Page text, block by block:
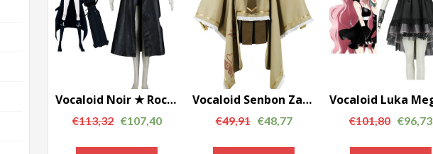
Vocaloid Noir ★ Rock Shooter cosplay costume AC00744
€113,32 €107,40
Vocaloid Senbon Zakura RIN Cosplay Costumes AC00732
€49,91 €48,77 €101,80 €96,73